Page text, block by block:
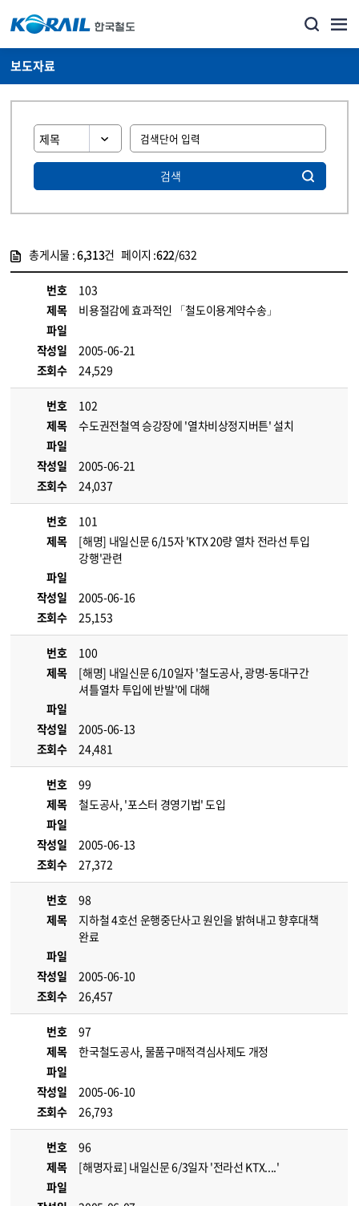
보도자료
검색
총게시물 :6,313건 페이지 :622/632
번호
103
제목
비용절감에 효과적인 「철도이용계약수송」
파일
작성일
2005-06-21
조회수
24,529
번호
102
제목
수도권전철역 승강장에 '열차비상정지버튼' 설치
파일
작성일
2005-06-21
조회수
24,037
번호
101
제목
[해명] 내일신문 6/15자 'KTX 20량 열차 전라선 투입
강행'관련
파일
작성일
2005-06-16
조회수
25,153
번호
100
제목
[해명] 내일신문 6/10일자 '철도공사, 광명-동대구간
셔틀열차 투입에 반발'에 대해
파일
작성일
2005-06-13
조회수
24,481
번호
99
제목
철도공사, '포스터 경영기법' 도입
파일
작성일
2005-06-13
조회수
27,372
번호
98
제목
지하철 4호선 운행중단사고 원인을 밝혀내고 향후대책
완료
파일
작성일
2005-06-10
조회수
26,457
번호
97
제목
한국철도공사, 물품구매적격심사제도 개정
파일
작성일
2005-06-10
조회수
26,793
번호
96
제목
[해명자료] 내일신문 6/3일자 '전라선 KTX....'
파일